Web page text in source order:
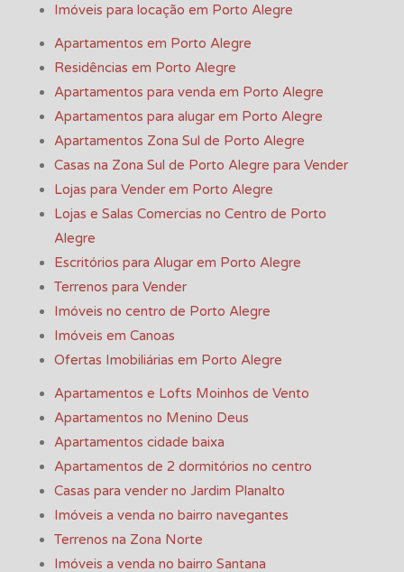
Imóveis para locação em Porto Alegre
Apartamentos em Porto Alegre
Residências em Porto Alegre
Apartamentos para venda em Porto Alegre
Apartamentos para alugar em Porto Alegre
Apartamentos Zona Sul de Porto Alegre
Casas na Zona Sul de Porto Alegre para Vender
Lojas para Vender em Porto Alegre
Lojas e Salas Comercias no Centro de Porto
Alegre
Escritórios para Alugar em Porto Alegre
Terrenos para Vender
Imóveis no centro de Porto Alegre
Imóveis em Canoas
Ofertas Imobiliárias em Porto Alegre
Apartamentos e Lofts Moinhos de Vento
Apartamentos no Menino Deus
Apartamentos cidade baixa
Apartamentos de 2 dormitórios no centro
Casas para vender no Jardim Planalto
Imóveis a venda no bairro navegantes
Terrenos na Zona Norte
Imóveis a venda no bairro Santana